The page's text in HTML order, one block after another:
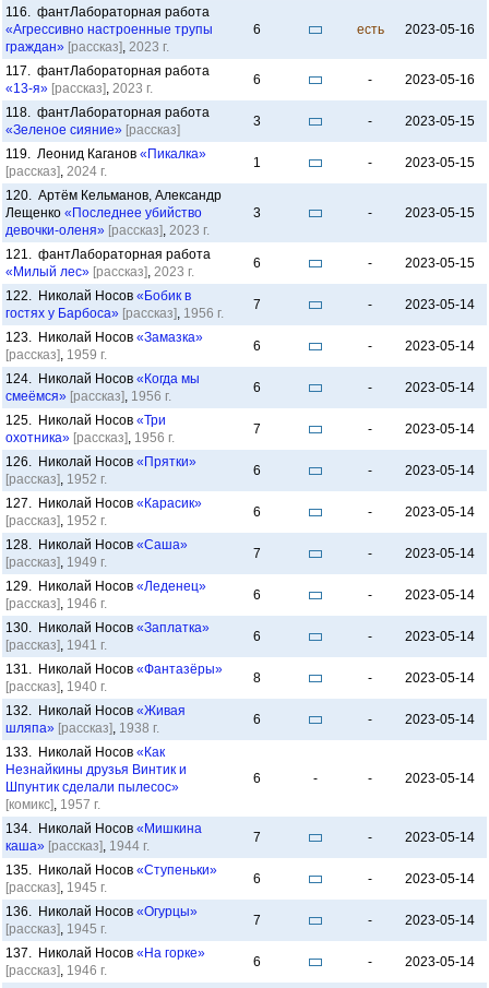
116. фантЛабораторная работа
«Агрессивно настроенные трупы
граждан» [рассказ], 2023 г.
6 есть 2023-05-16
117. фантЛабораторная работа
«13-я» [рассказ], 2023 г.
6 - 2023-05-16
118. фантЛабораторная работа
«Зеленое сияние» [рассказ]
3 - 2023-05-15
119. Леонид Каганов «Пикалка»
[рассказ], 2024 г.
1 - 2023-05-15
120. Артём Кельманов, Александр
Лещенко «Последнее убийство
девочки-оленя» [рассказ], 2023 г.
3 - 2023-05-15
121. фантЛабораторная работа
«Милый лес» [рассказ], 2023 г.
6 - 2023-05-15
122. Николай Носов «Бобик в
гостях у Барбоса» [рассказ], 1956 г.
7 - 2023-05-14
123. Николай Носов «Замазка»
[рассказ], 1959 г.
6 - 2023-05-14
124. Николай Носов «Когда мы
смеёмся» [рассказ], 1956 г.
6 - 2023-05-14
125. Николай Носов «Три
охотника» [рассказ], 1956 г.
7 - 2023-05-14
126. Николай Носов «Прятки»
[рассказ], 1952 г.
6 - 2023-05-14
127. Николай Носов «Карасик»
[рассказ], 1952 г.
6 - 2023-05-14
128. Николай Носов «Саша»
[рассказ], 1949 г.
7 - 2023-05-14
129. Николай Носов «Леденец»
[рассказ], 1946 г.
6 - 2023-05-14
130. Николай Носов «Заплатка»
[рассказ], 1941 г.
6 - 2023-05-14
131. Николай Носов «Фантазёры»
[рассказ], 1940 г.
8 - 2023-05-14
132. Николай Носов «Живая
шляпа» [рассказ], 1938 г.
6 - 2023-05-14
133. Николай Носов «Как
Незнайкины друзья Винтик и
Шпунтик сделали пылесос»
[комикс], 1957 г.
6 - - 2023-05-14
134. Николай Носов «Мишкина
каша» [рассказ], 1944 г.
7 - 2023-05-14
135. Николай Носов «Ступеньки»
[рассказ], 1945 г.
6 - 2023-05-14
136. Николай Носов «Огурцы»
[рассказ], 1945 г.
7 - 2023-05-14
137. Николай Носов «На горке»
[рассказ], 1946 г.
6 - 2023-05-14